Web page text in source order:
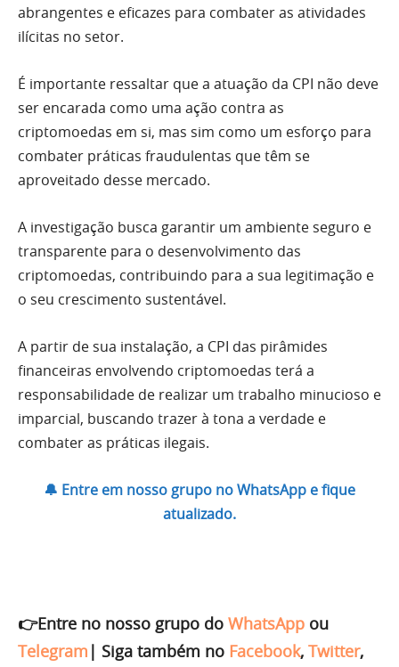
abrangentes e eficazes para combater as atividades
ilícitas no setor.
É importante ressaltar que a atuação da CPI não deve
ser encarada como uma ação contra as
criptomoedas em si, mas sim como um esforço para
combater práticas fraudulentas que têm se
aproveitado desse mercado.
A investigação busca garantir um ambiente seguro e
transparente para o desenvolvimento das
criptomoedas, contribuindo para a sua legitimação e
o seu crescimento sustentável.
A partir de sua instalação, a CPI das pirâmides
financeiras envolvendo criptomoedas terá a
responsabilidade de realizar um trabalho minucioso e
imparcial, buscando trazer à tona a verdade e
combater as práticas ilegais.
🔔 Entre em nosso grupo no WhatsApp e fique
atualizado.
👉Entre no nosso grupo do WhatsApp ou
Telegram | Siga também no Facebook, Twitter,